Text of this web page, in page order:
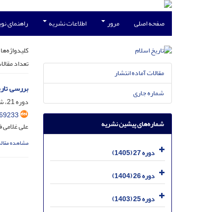
صفحه اصلی مرور اطلاعات نشریه راهنمای
تعداد
بررسی
دوره 21، شماره 2 - تابستان 99 - مسلسل 82، تیر 1399، صفحه
علی
مشاهده
مقالات آماده انتشار
شماره جاری
شماره‌های پیشین نشریه
دوره 27 (1405)
دوره 26 (1404)
دوره 25 (1403)